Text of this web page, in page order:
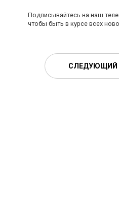
Подписывайтесь на наш
чтобы быть в курсе всех
СЛЕДУЮЩИЙ